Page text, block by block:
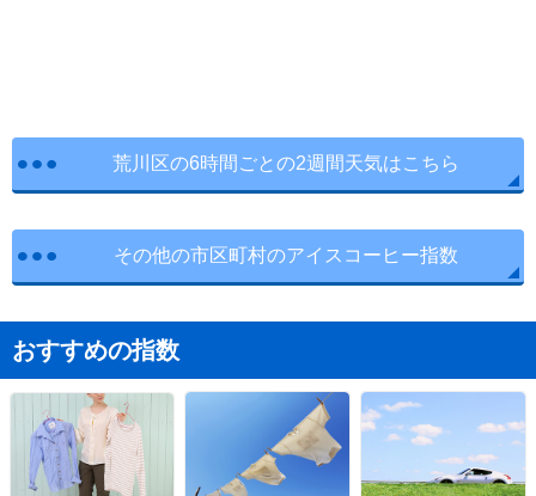
荒川区の6時間ごとの2週間天気はこちら
その他の市区町村のアイスコーヒー指数
おすすめの指数